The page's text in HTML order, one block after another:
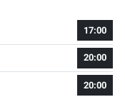
17:00
20:00
20:00